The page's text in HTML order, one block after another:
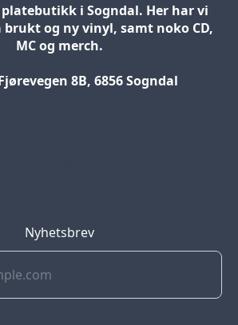
i Sogndal. Her har vi
og ny vinyl, samt noko CD,
MC og merch.
8B, 6856 Sogndal
Nyhetsbrev